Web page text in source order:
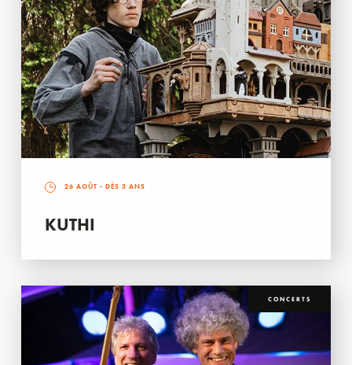
26 AOÛT - DÈS 3 ANS
KUTHI
CONCERTS